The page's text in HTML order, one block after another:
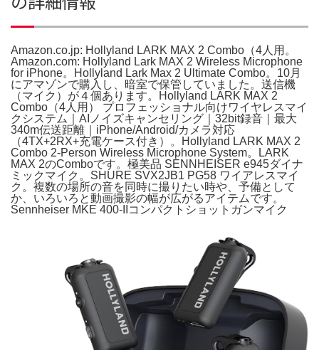
Amazon.co.jp: Hollyland LARK MAX 2 Combo（4人用。
Amazon.com: Hollyland Lark MAX 2 Wireless Microphone
for iPhone。Hollyland Lark Max 2 Ultimate Combo。10月
にアマゾンで購入し、暗室で保管していました。送信機
（マイク）が４個あります。Hollyland LARK MAX 2
Combo（4人用） プロフェッショナル向けワイヤレスマイ
クシステム｜AIノイズキャンセリング｜32bit録音｜最大
340m伝送距離｜iPhone/Android/カメラ対応
（4TX+2RX+充電ケース付き）。Hollyland LARK MAX 2
Combo 2-Person Wireless Microphone System。LARK
MAX 2のComboです。極美品 SENNHEISER e945ダイナ
ミックマイク。SHURE SVX2JB1 PG58 ワイアレスマイ
ク。複数の場所の音を同時に撮りたい時や、予備として
か、いろいろと動画撮影の幅が広がるアイテムです。
Sennheiser MKE 400-IIコンパクトショットガンマイク